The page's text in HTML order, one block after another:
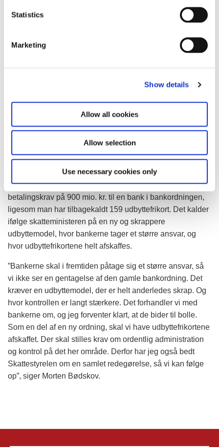
Statistics
Marketing
Show details
Allow all cookies
Allow selection
Use necessary cookies only
”Dét at Skattestyrelsen har fået adgang til millioner af
beslaglagte informationer fra Dubai er et kæmpe
gennembrud. Det giver fornyet tro på, at vi kan få endnu
flere milliarder tilbage i statskassen. Også selvom det er en
hård kamp, koster store ressourcer og tager tid. Vi er klar til
I forbindelse med arbejdet har Skattestyrelsen sendt et
betalingskrav på 900 mio. kr. til en bank i bankordningen,
ligesom man har tilbagekaldt 159 udbyttefrikort. Det kalder
ifølge skatteministeren på en ny og skrappere
udbyttemodel, hvor bankerne tager et større ansvar, og
hvor udbyttefrikortene helt afskaffes.
”Bankerne skal i fremtiden påtage sig et større ansvar, så
vi ikke ser en gentagelse af den gamle bankordning. Det
kræver en udbyttemodel, der er helt anderledes skrap. Og
hvor kontrollen er langt stærkere. Det forhandler vi med
bankerne om, og jeg forventer klart, at de bider til bolle.
Som en del af en ny ordning, skal vi have udbyttefrikortene
afskaffet. Der skal stilles krav om ordentlig administration
og kontrol på det her område. Derfor har jeg også bedt
Skattestyrelen om en samlet redegørelse, så vi kan følge
op”, siger Morten Bødskov.